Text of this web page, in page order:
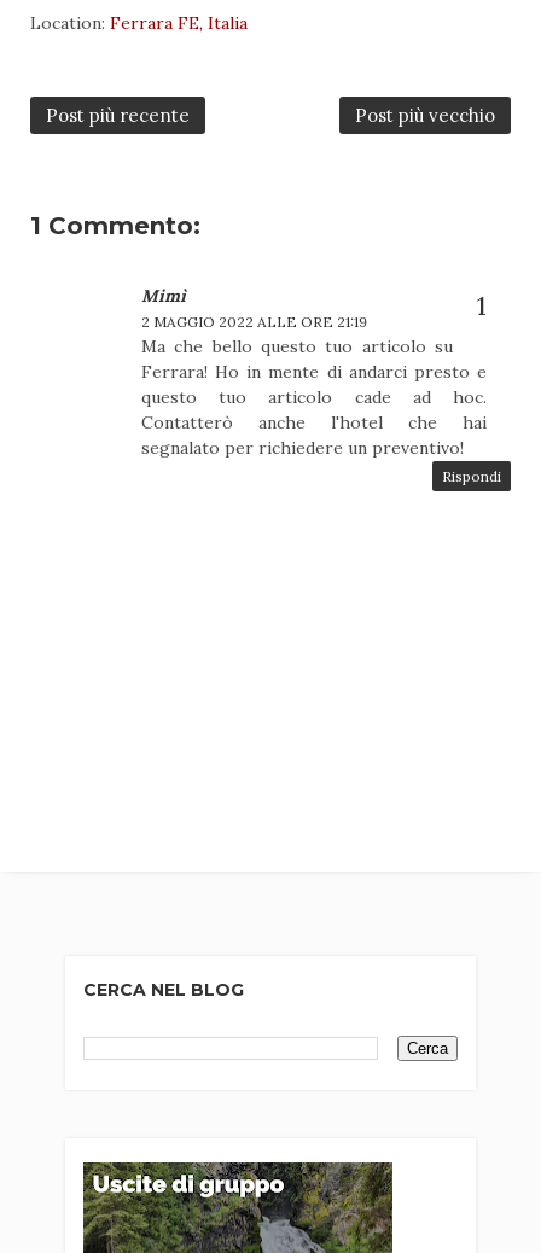
Location: Ferrara FE, Italia
Post più recente Post più vecchio
1 Commento:
Mimì
2 MAGGIO 2022 ALLE ORE 21:19
Ma che bello questo tuo articolo su
Ferrara! Ho in mente di andarci presto e
questo tuo articolo cade ad hoc.
Contatterò anche l'hotel che hai
segnalato per richiedere un preventivo!
Rispondi
CERCA NEL BLOG